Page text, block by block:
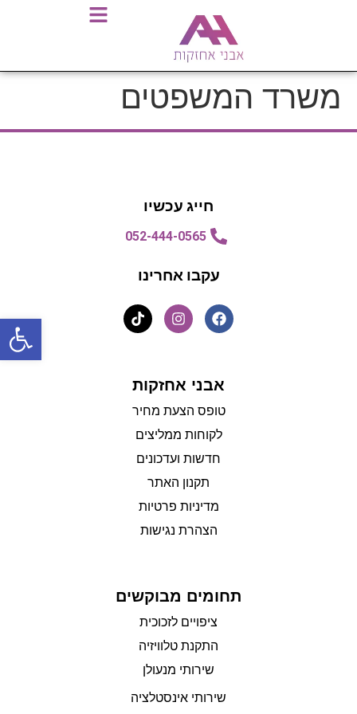
משרד המשפטים
חייג עכשיו
052-444-0565
עקבו אחרינו
אבני אחזקות
טופס הצעת מחיר
לקוחות ממליצים
חדשות ועדכונים
תקנון האתר
מדיניות פרטיות
הצהרת נגישות
תחומים מבוקשים
ציפויים לזכוכית
התקנת טלוויזיה
שירותי מנעולן
שירותי אינסטלציה
פתח